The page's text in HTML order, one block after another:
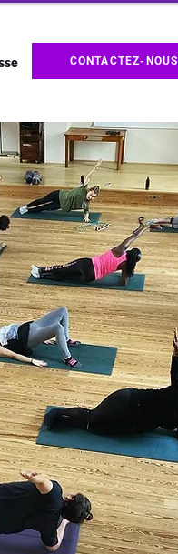
CONTACTEZ-NOUS